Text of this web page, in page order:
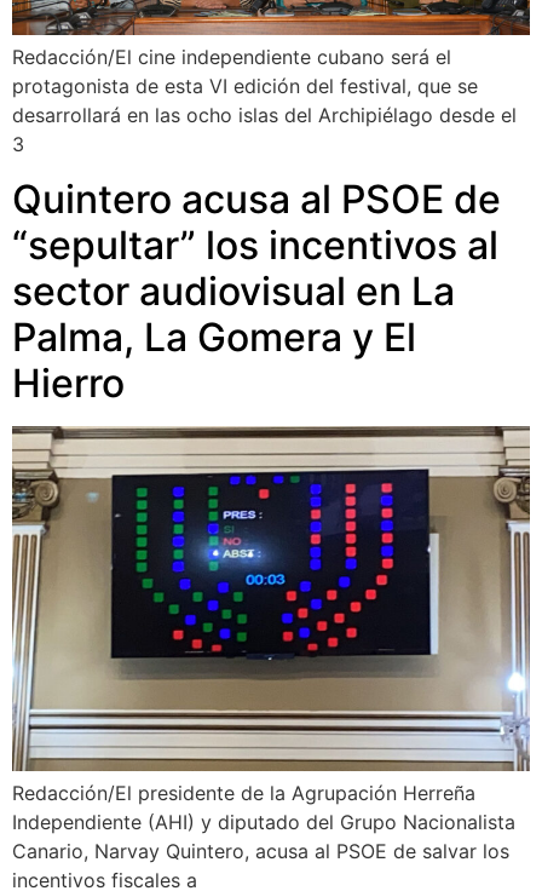
Redacción/El cine independiente cubano será el
protagonista de esta VI edición del festival, que se
desarrollará en las ocho islas del Archipiélago desde el
3
Quintero acusa al PSOE de
“sepultar” los incentivos al
sector audiovisual en La
Palma, La Gomera y El
Hierro
Redacción/El presidente de la Agrupación Herreña
Independiente (AHI) y diputado del Grupo Nacionalista
Canario, Narvay Quintero, acusa al PSOE de salvar los
incentivos fiscales a